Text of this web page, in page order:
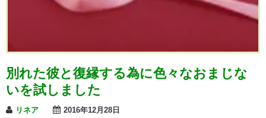
別れた彼と復縁する為に色々なおまじな
いを試しました
リネア
2016年12月28日